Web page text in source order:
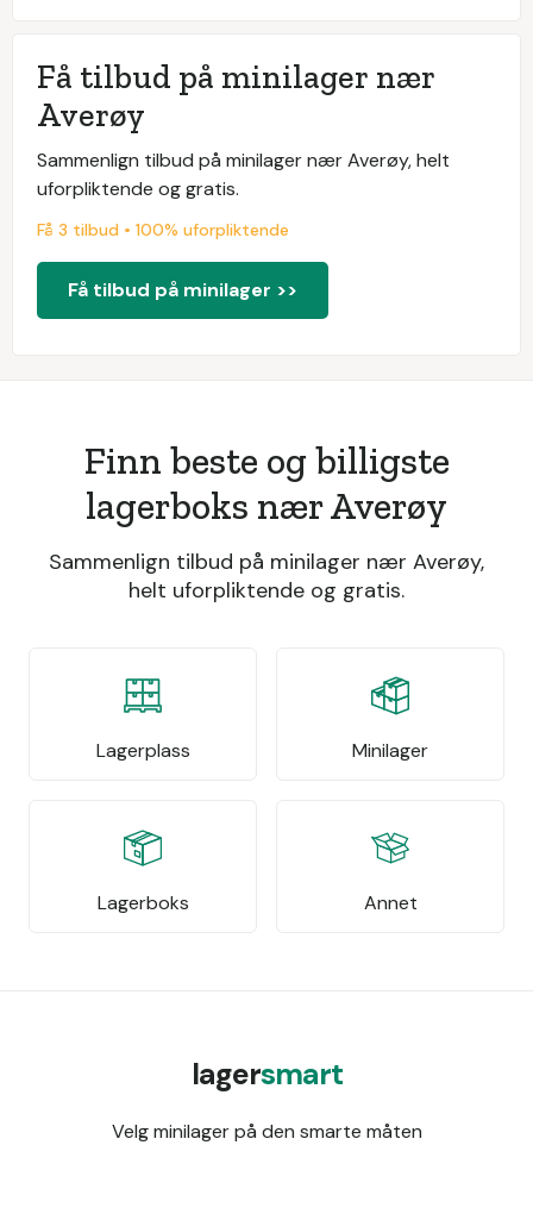
Få tilbud på minilager nær
Averøy
Sammenlign tilbud på minilager nær Averøy, helt
uforpliktende og gratis.
Få 3 tilbud • 100% uforpliktende
Få tilbud på minilager >>
Finn beste og billigste
lagerboks nær Averøy
Sammenlign tilbud på minilager nær Averøy,
helt uforpliktende og gratis.
Lagerplass Minilager
Lagerboks Annet
lagersmart
Velg minilager på den smarte måten